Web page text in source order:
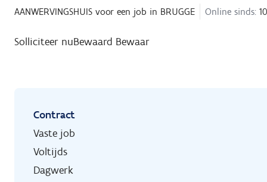
AANWERVINGSHUIS voor een job in BRUGGE Online sinds:
Solliciteer nuBewaard Bewaar
Contract
Vaste job
Voltijds
Dagwerk